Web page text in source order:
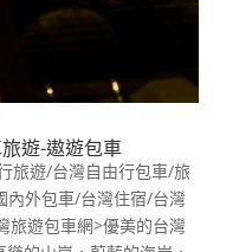
遊-遨遊包車
旅遊/台灣自由行包車/旅
內外包車/台灣住宿/台灣
旅遊包車網>優美的台灣